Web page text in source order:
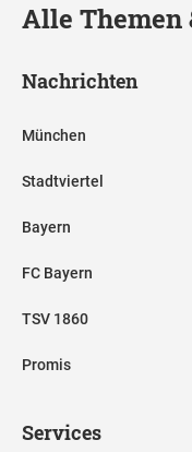
Alle Themen
Nachrichten
München
Stadtviertel
Bayern
FC Bayern
TSV 1860
Promis
Services